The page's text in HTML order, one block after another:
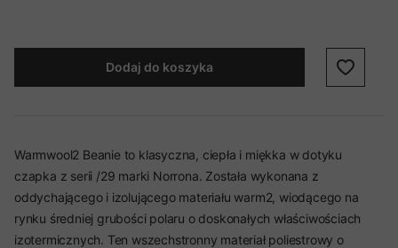
Dodaj do koszyka
Warmwool2 Beanie to klasyczna, ciepła i miękka w dotyku
czapka z serii /29 marki Norrona. Została wykonana z
oddychającego i izolującego materiału warm2, wiodącego na
rynku średniej grubości polaru o doskonałych właściwościach
izotermicznych. Ten wszechstronny materiał poliestrowy o